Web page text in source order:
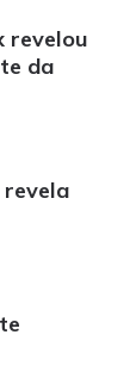
revelou
da